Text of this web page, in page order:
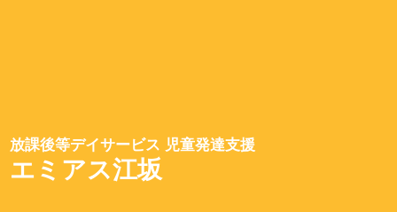
放課後等デイサービス 児童発達支援
エミアス江坂